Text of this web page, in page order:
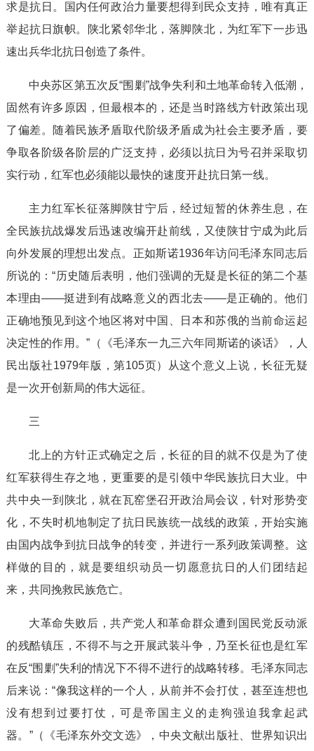
求是抗日。国内任何政治力量要想得到民众支持，唯有真正
举起抗日旗帜。陕北紧邻华北，落脚陕北，为红军下一步迅
速出兵华北抗日创造了条件。
中央苏区第五次反“围剿”战争失利和土地革命转入低潮，
固然有许多原因，但最根本的，还是当时路线方针政策出现
了偏差。随着民族矛盾取代阶级矛盾成为社会主要矛盾，要
争取各阶级各阶层的广泛支持，必须以抗日为号召并采取切
实行动，红军也必须能以最快的速度开赴抗日第一线。
主力红军长征落脚陕甘宁后，经过短暂的休养生息，在
全民族抗战爆发后迅速改编开赴前线，又使陕甘宁成为此后
向外发展的理想出发点。正如斯诺1936年访问毛泽东同志后
所说的：“历史随后表明，他们强调的无疑是长征的第二个基
本理由——挺进到有战略意义的西北去——是正确的。他们
正确地预见到这个地区将对中国、日本和苏俄的当前命运起
决定性的作用。”（《毛泽东一九三六年同斯诺的谈话》，人
民出版社1979年版，第105页）从这个意义上说，长征无疑
是一次开创新局的伟大远征。
三
北上的方针正式确定之后，长征的目的就不仅是为了使
红军获得生存之地，更重要的是引领中华民族抗日大业。中
共中央一到陕北，就在瓦窑堡召开政治局会议，针对形势变
化，不失时机地制定了抗日民族统一战线的政策，开始实施
由国内战争到抗日战争的转变，并进行一系列政策调整。这
样做的目的，就是要组织动员一切愿意抗日的人们团结起
来，共同挽救民族危亡。
大革命失败后，共产党人和革命群众遭到国民党反动派
的残酷镇压，不得不与之开展武装斗争，乃至长征也是红军
在反“围剿”失利的情况下不得不进行的战略转移。毛泽东同志
后来说：“像我这样的一个人，从前并不会打仗，甚至连想也
没有想到过要打仗，可是帝国主义的走狗强迫我拿起武
器。”（《毛泽东外交文选》，中央文献出版社、世界知识出